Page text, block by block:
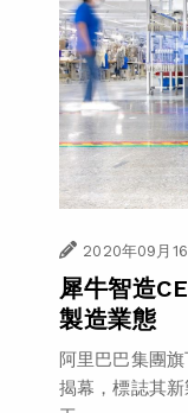
2020年09月
犀牛智造
製造業態
阿里巴巴集團
揭幕，標誌其